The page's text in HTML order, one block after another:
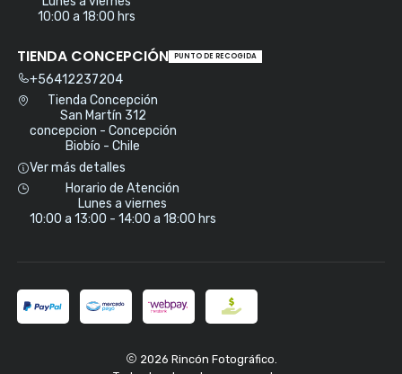
10:00 a 18:00 hrs
TIENDA CONCEPCIÓN PUNTO DE RECOGIDA
+56412237204
Tienda Concepción
San Martín 312
concepcion - Concepción
Biobío - Chile
Ver más detalles
Horario de Atención
Lunes a viernes
10:00 a 13:00 - 14:00 a 18:00 hrs
2026 Rincón Fotográfico.